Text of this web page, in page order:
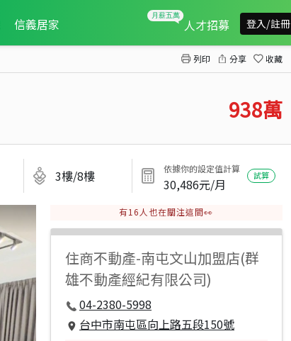
信義居家 人才招募 登入/註冊
列印 分享 收藏
938萬
3樓/8樓 依據你的設定值計算
30,486元/月
試算
有16 人也在關注這間👀
住商不動產-南屯文山加盟店(群
雄不動產經紀有限公司)
04-2380-5998
台中市南屯區向上路五段150號